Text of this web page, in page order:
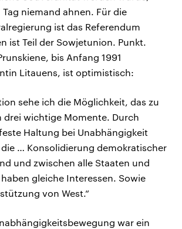
niemand ahnen. Für die
ist das Referendum
ist Teil der Sowjetunion. Punkt.
bis Anfang 1991
Litauens, ist optimistisch:
sehe ich die Möglichkeit, das zu
drei wichtige Momente. Durch
Haltung bei Unabhängigkeit
… Konsolidierung demokratischer
und zwischen alle Staaten und
gleiche Interessen. Sowie
von West.“
war ein